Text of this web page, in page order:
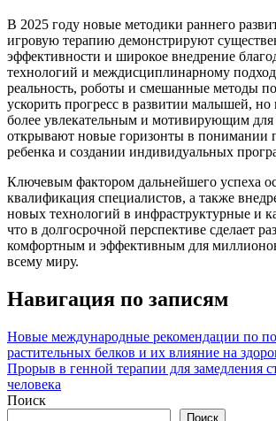
В 2025 году новые методики раннего
игровую терапию демонстрируют
эффективности и широкое внедрение
технологий и междисциплинарному
реальность, роботы и смешанные методы
ускорить прогресс в развитии малышей, но
более увлекательным и мотивирующим
открывают новые горизонты в понимании
ребенка и создании индивидуальных
Ключевым фактором дальнейшего успеха
квалификация специалистов, а также
новых технологий в инфраструктурные и
что в долгосрочной перспективе сделает
комфортным и эффективным для
всему миру.
Навигация по записям
Новые международные рекомендации по
растительных белков и их влияние на
Прорыв в генной терапии для замедления
человека
Поиск
Поиск